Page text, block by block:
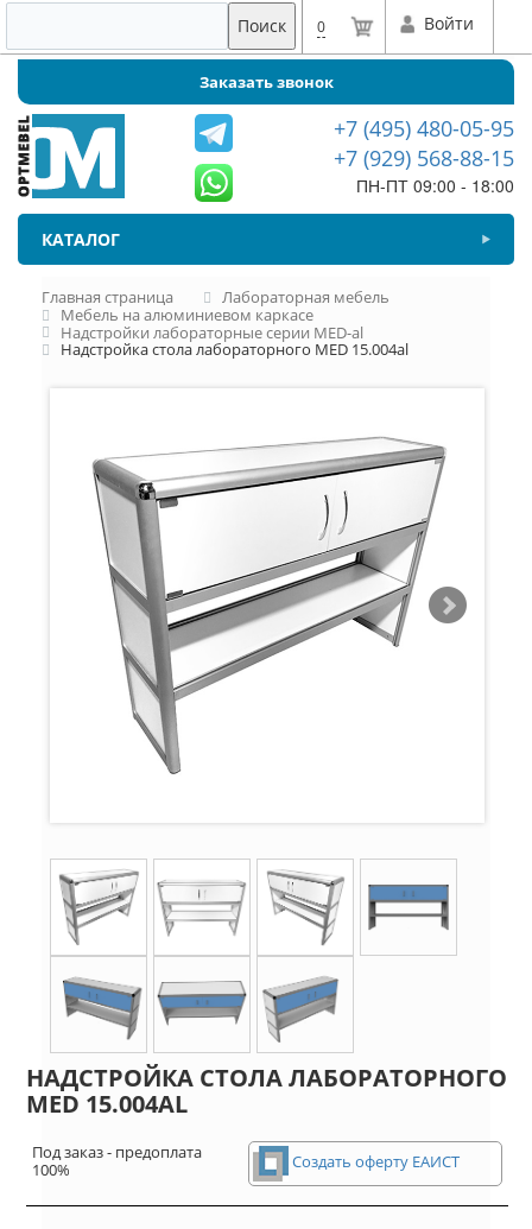
Поиск 0 Войти
Заказать звонок
+7 (495) 480-05-95
+7 (929) 568-88-15
ПН-ПТ 09:00 - 18:00
КАТАЛОГ
Главная страница
Лабораторная мебель
Мебель на алюминиевом каркасе
Надстройки лабораторные серии MED-al
Надстройка стола лабораторного MED 15.004al
НАДСТРОЙКА СТОЛА ЛАБОРАТОРНОГО
MED 15.004AL
Под заказ - предоплата
100%
Создать оферту ЕАИСТ